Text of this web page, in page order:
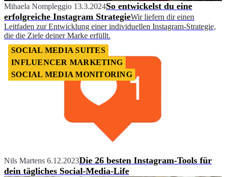
Mihaela Nompleggio 13.3.2024So entwickelst du eine
erfolgreiche Instagram StrategieWir liefern dir einen
Leitfaden zur Entwicklung einer individuellen Instagram-Strategie,
die die Ziele deiner Marke erfüllt.
SOCIAL MEDIA SUITES
INFLUENCER MARKETING
SOCIAL MEDIA MONITORING
Nils Martens 6.12.2023Die 26 besten Instagram-Tools für
dein tägliches Social-Media-Life